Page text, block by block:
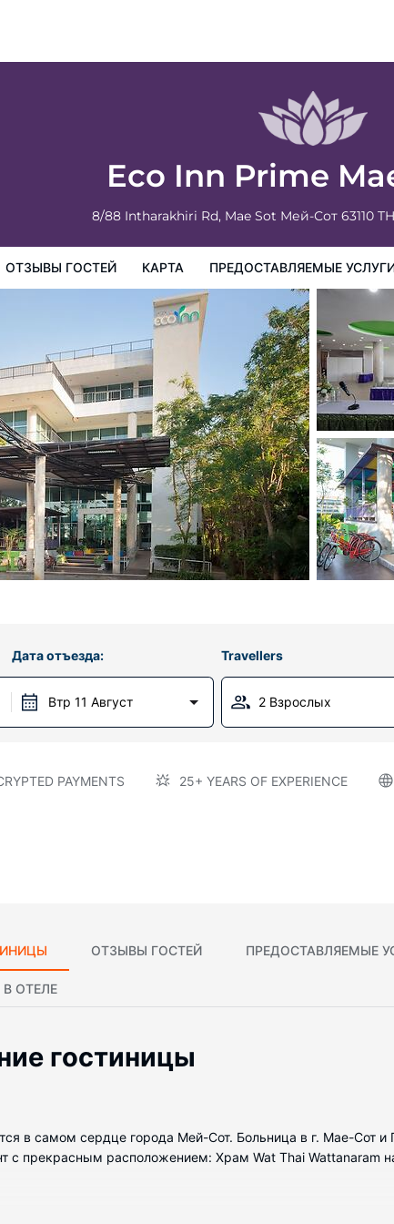
Eco Inn Prime
8/88 Intharakhiri Rd, Mae Sot Мей-Сот 63110 TH
ОТЗЫВЫ ГОСТЕЙ КАРТА ПРЕДОСТАВЛЯЕМЫЕ
Дата отъезда:
Втр 11 Август
Travellers
2 Взрослых
PAYMENTS 25+ YEARS OF EXPERIENCE
ОТЗЫВЫ ГОСТЕЙ ПРЕДОСТАВЛЯЕМЫЕ
ОТЕЛЕ
гостиницы
в самом сердце города Мей-Сот. Больница в г. Мае-Сот
с прекрасным расположением: Храм Wat Thai Wattanaram